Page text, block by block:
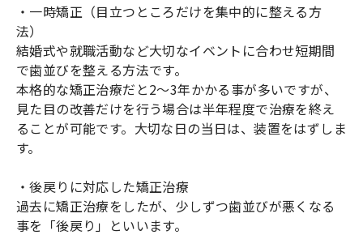
・一時矯正（目立つところだけを集中的に整える方
法）
結婚式や就職活動など大切なイベントに合わせ短期間
で歯並びを整える方法です。
本格的な矯正治療だと2〜3年かかる事が多いですが、
見た目の改善だけを行う場合は半年程度で治療を終え
ることが可能です。大切な日の当日は、装置をはずしま
す。
・後戻りに対応した矯正治療
過去に矯正治療をしたが、少しずつ歯並びが悪くなる
事を「後戻り」といいます。